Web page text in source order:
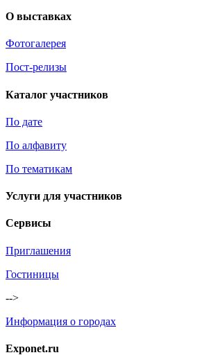
О выставках
Фотогалерея
Пост-релизы
Каталог участников
По дате
По алфавиту
По тематикам
Услуги для участников
Сервисы
Приглашения
Гостиницы
-->
Информация о городах
Exponet.ru